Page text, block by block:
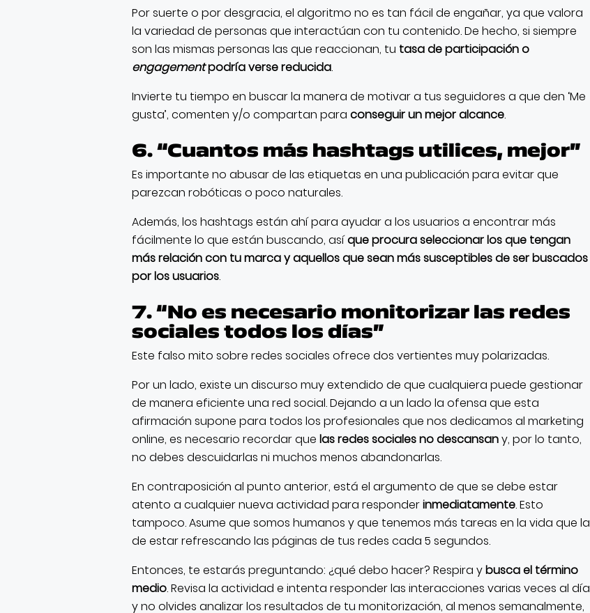
Por suerte o por desgracia, el algoritmo no es tan fácil de engañar, ya que valora
la variedad de personas que interactúan con tu contenido. De hecho, si siempre
son las mismas personas las que reaccionan, tu tasa de participación o
engagementpodría verse reducida.
Invierte tu tiempo en buscar la manera de motivar a tus seguidores a que den ‘Me
gusta’, comenten y/o compartan para conseguir un mejor alcance.
6. “Cuantos más hashtags utilices, mejor”
Es importante no abusar de las etiquetas en una publicación para evitar que
parezcan robóticas o poco naturales.
Además, los hashtags están ahí para ayudar a los usuarios a encontrar más
fácilmente lo que están buscando, asíque procura seleccionar los que tengan
más relación con tu marca y aquellos que sean más susceptibles de ser buscados
por los usuarios.
7. “No es necesario monitorizar las redes
sociales todos los días”
Este falso mito sobre redes sociales ofrece dos vertientes muy polarizadas.
Por un lado, existe un discurso muy extendido de que cualquiera puede gestionar
de manera eficiente una red social. Dejando a un lado la ofensa que esta
afirmación supone para todos los profesionales que nos dedicamos al marketing
online, es necesario recordar que las redes sociales no descansany, por lo tanto,
no debes descuidarlas ni muchos menos abandonarlas.
En contraposición al punto anterior, está el argumento de que se debe estar
atento a cualquier nueva actividad para responderinmediatamente. Esto
tampoco. Asume que somos humanos y que tenemos más tareas en la vida que la
de estar refrescando las páginas de tus redes cada 5 segundos.
Entonces, te estarás preguntando: ¿qué debo hacer? Respira ybusca el término
medio. Revisa la actividad e intenta responder las interacciones varias veces al día
y no olvides analizar los resultados de tu monitorización, al menos semanalmente,